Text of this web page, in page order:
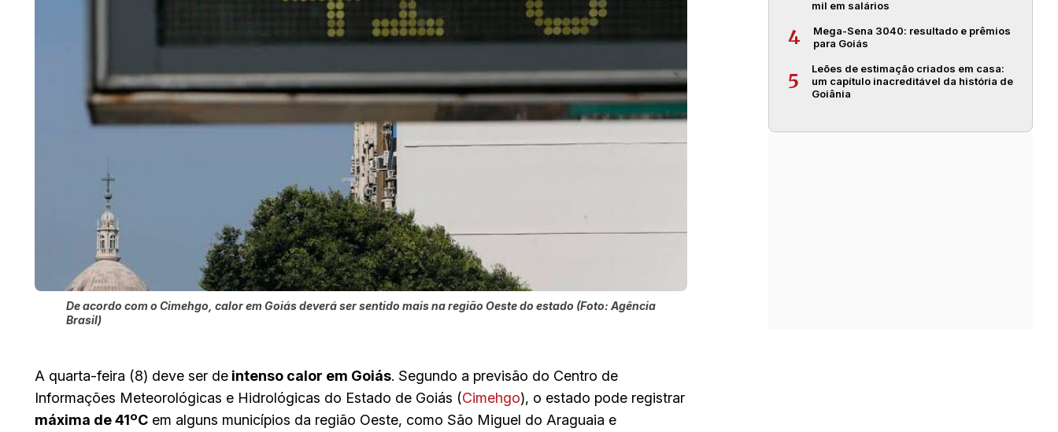
De acordo com o Cimehgo, calor em Goiás deverá ser sentido mais na região Oeste do estado (Foto: Agência
Brasil)
A quarta-feira (8) deve ser de intenso calor em Goiás. Segundo a previsão do Centro de
Informações Meteorológicas e Hidrológicas do Estado de Goiás (Cimehgo), o estado pode registrar
máxima de 41ºC em alguns municípios da região Oeste, como São Miguel do Araguaia e
mil em salários
4
Mega-Sena 3040: resultado e prêmios
para Goiás
5
Leões de estimação criados em casa:
um capítulo inacreditável da história de
Goiânia